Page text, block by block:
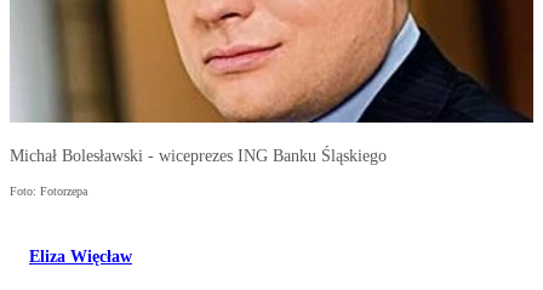
Michał Bolesławski - wiceprezes ING Banku Śląskiego
Foto: Fotorzepa
Eliza Więcław